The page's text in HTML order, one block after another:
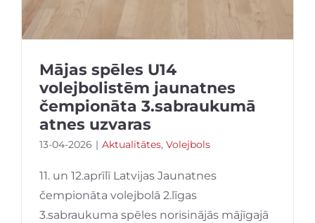
Mājas spēles U14
volejbolistēm jaunatnes
čempionāta 3.sabraukumā
atnes uzvaras
13-04-2026 | Aktualitātes, Volejbols
11. un 12.aprīlī Latvijas Jaunatnes
čempionāta volejbolā 2.līgas
3.sabraukuma spēles norisinājās mājīgajā